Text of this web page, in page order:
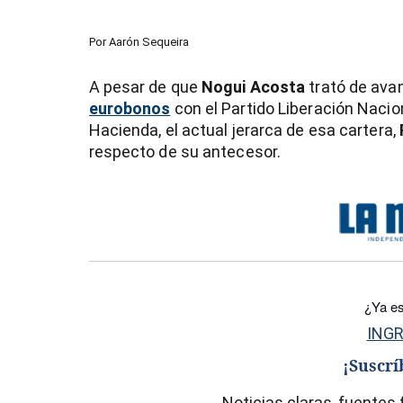
Por Aarón Sequeira
A pesar de que Nogui Acosta trató de
eurobonos con el Partido Liberación
Hacienda, el actual jerarca de esa cartera,
respecto de su antecesor.